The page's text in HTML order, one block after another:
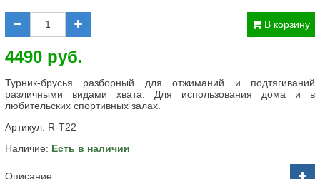
В корзину
4490 руб.
Турник-брусья разборный для отжиманий и подтягиваний
различными видами хвата. Для использования дома и в
любительских спортивных залах.
Артикул: R-T22
Наличие: Есть в наличии
Описание